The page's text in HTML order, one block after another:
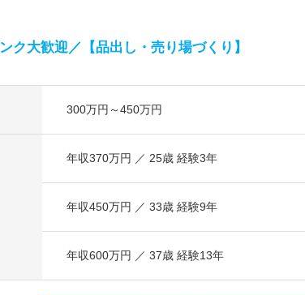
ク大歓迎／【品出し・売り場づくり】
300万円～450万円
年収370万円 ／ 25歳 経験3年
年収450万円 ／ 33歳 経験9年
年収600万円 ／ 37歳 経験13年